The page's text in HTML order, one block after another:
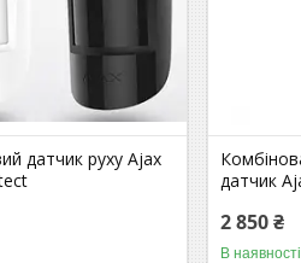
датчик руху Ajax
датчик
2 850 ₴
В наявності